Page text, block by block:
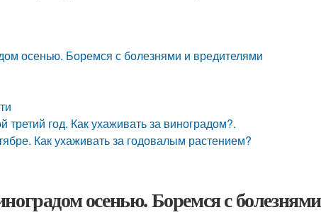
осенью. Боремся с болезнями и вредителями
третий год. Как ухаживать за виноградом?.
Как ухаживать за годовалым растением?
осенью. Боремся с